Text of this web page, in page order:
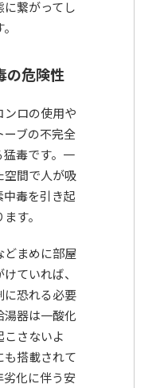
繋がってし
の危険性
ンロの使用や
ブの不完全
毒です。一
空間で人が吸
中毒を引き起
す。
どまめに部屋
ていれば、
に恐れる必要
湯器は一酸化
さないよ
も搭載されて
劣化に伴う安